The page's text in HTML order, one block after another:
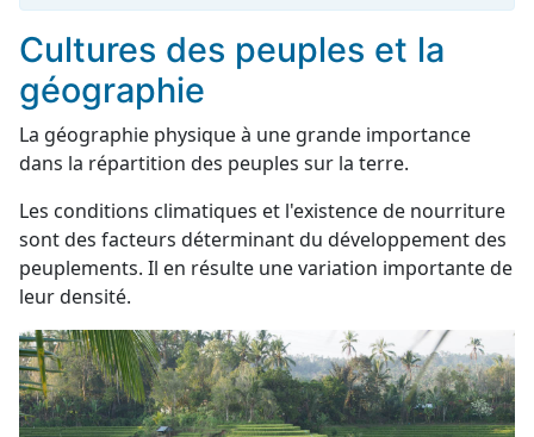
Cultures des peuples et la
géographie
La géographie physique à une grande importance
dans la répartition des peuples sur la terre.
Les conditions climatiques et l'existence de nourriture
sont des facteurs déterminant du développement des
peuplements. Il en résulte une variation importante de
leur densité.